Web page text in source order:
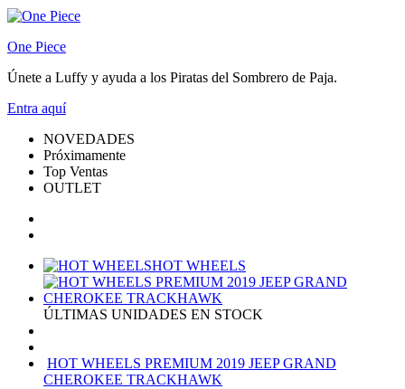
One Piece
Únete a Luffy y ayuda a los Piratas del Sombrero de Paja.
Entra aquí
NOVEDADES
Próximamente
Top Ventas
OUTLET
HOT WHEELS
ÚLTIMAS UNIDADES EN STOCK
HOT WHEELS PREMIUM 2019 JEEP GRAND
CHEROKEE TRACKHAWK